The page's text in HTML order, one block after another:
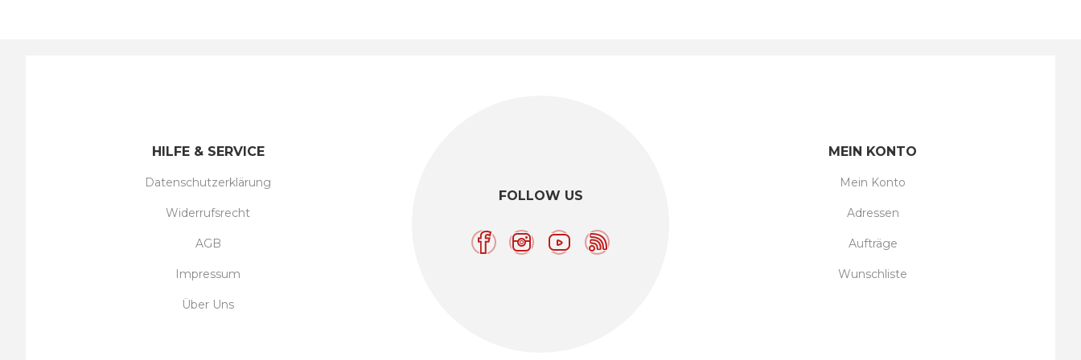
FOLLOW US
HILFE & SERVICE
Datenschutzerklärung
Widerrufsrecht
AGB
Impressum
Über Uns
MEIN KONTO
Mein Konto
Adressen
Aufträge
Wunschliste